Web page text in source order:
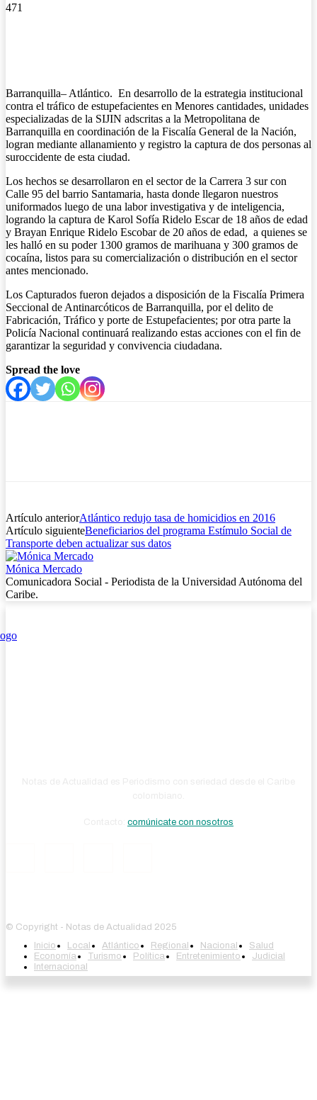
471
Barranquilla– Atlántico. En desarrollo de la estrategia institucional
contra el tráfico de estupefacientes en Menores cantidades, unidades
especializadas de la SIJIN adscritas a la Metropolitana de
Barranquilla en coordinación de la Fiscalía General de la Nación,
logran mediante allanamiento y registro la captura de dos personas al
suroccidente de esta ciudad.
Los hechos se desarrollaron en el sector de la Carrera 3 sur con
Calle 95 del barrio Santamaria, hasta donde llegaron nuestros
uniformados luego de una labor investigativa y de inteligencia,
logrando la captura de Karol Sofía Ridelo Escar de 18 años de edad
y Brayan Enrique Ridelo Escobar de 20 años de edad, a quienes se
les halló en su poder 1300 gramos de marihuana y 300 gramos de
cocaína, listos para su comercialización o distribución en el sector
antes mencionado.
Los Capturados fueron dejados a disposición de la Fiscalía Primera
Seccional de Antinarcóticos de Barranquilla, por el delito de
Fabricación, Tráfico y porte de Estupefacientes; por otra parte la
Policía Nacional continuará realizando estas acciones con el fin de
garantizar la seguridad y convivencia ciudadana.
Spread the love
Artículo anteriorAtlántico redujo tasa de homicidios en 2016
Artículo siguienteBeneficiarios del programa Estímulo Social de
Transporte deben actualizar sus datos
Mónica Mercado
Comunicadora Social - Periodista de la Universidad Autónoma del
Caribe.
comúnicate con nosotros
© Copyright - Notas de Actualidad 2025
Inicio
Local Atlántico Regional Nacional
Salud
Economía
Turismo Política Entretenimiento
Judicial
Internacional